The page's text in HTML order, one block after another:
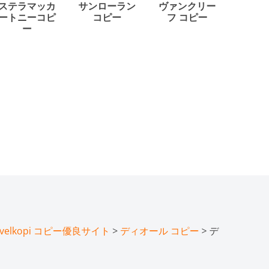
テラマッカ
トニーコピ
ー
サンローラン
コピー
ヴァンクリー
フ コピー
コピー優良サイト > ディオール コピー > デ